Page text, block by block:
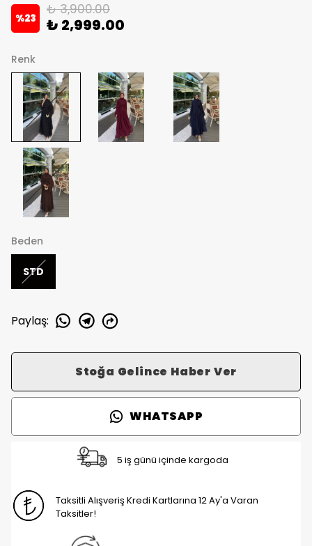
%23
₺ 3,900.00
₺ 2,999.00
Renk
Beden
STD
Paylaş:
Stoğa Gelince Haber Ver
WHATSAPP
5 iş günü içinde kargoda
Taksitli Alışveriş Kredi Kartlarına 12 Ay'a Varan
Taksitler!